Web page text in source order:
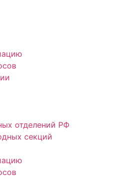
отделений РФ
секций